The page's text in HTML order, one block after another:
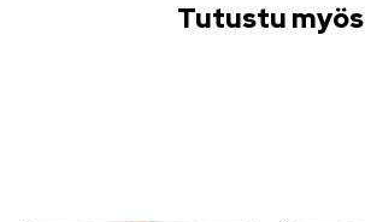
Tutustu myös